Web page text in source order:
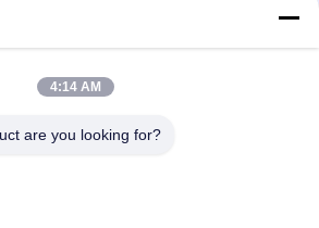
4:14 AM
are you looking for?